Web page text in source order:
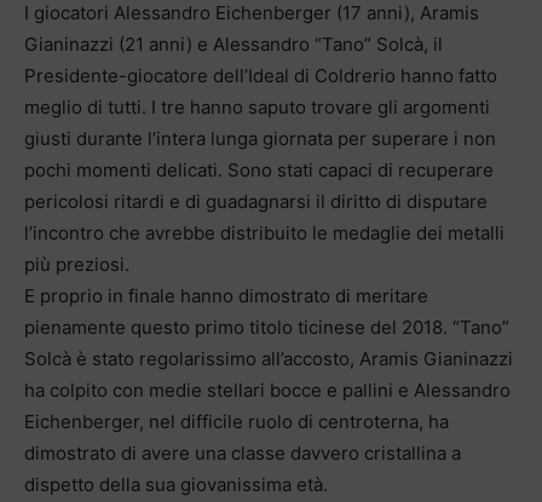
I giocatori Alessandro Eichenberger (17 anni), Aramis
Gianinazzi (21 anni) e Alessandro “Tano” Solcà, il
Presidente-giocatore dell’Ideal di Coldrerio hanno fatto
meglio di tutti. I tre hanno saputo trovare gli argomenti
giusti durante l’intera lunga giornata per superare i non
pochi momenti delicati. Sono stati capaci di recuperare
pericolosi ritardi e di guadagnarsi il diritto di disputare
l’incontro che avrebbe distribuito le medaglie dei metalli
più preziosi.
E proprio in finale hanno dimostrato di meritare
pienamente questo primo titolo ticinese del 2018. “Tano”
Solcà è stato regolarissimo all’accosto, Aramis Gianinazzi
ha colpito con medie stellari bocce e pallini e Alessandro
Eichenberger, nel difficile ruolo di centroterna, ha
dimostrato di avere una classe davvero cristallina a
dispetto della sua giovanissima età.